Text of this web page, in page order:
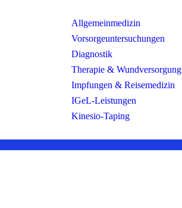
Allgemeinmedizin
Vorsorgeuntersuchungen
Diagnostik
Therapie & Wundversorgung
Impfungen & Reisemedizin
IGeL-Leistungen
Kinesio-Taping